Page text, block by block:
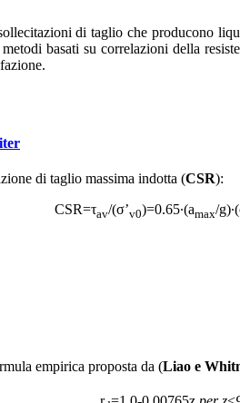
di taglio che producono
basati su correlazioni della
di taglio massima indotta (CSR):
CSR=τav/(σ’v0)=0.65∙(amax/
empirica proposta da (Liao e